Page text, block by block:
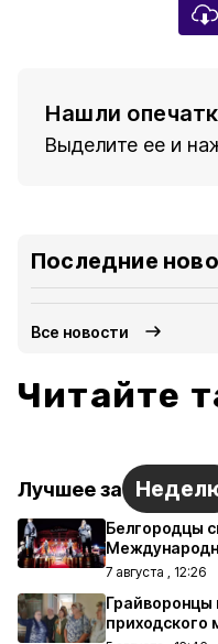
Нашли
Выделите ее и
Последние
Все новости
Читайте
Лучшее за
Белгородцы
7 августа , 12:26
Грайворонцы
приходского